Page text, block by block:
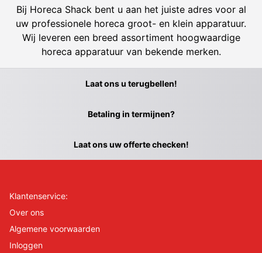
Bij Horeca Shack bent u aan het juiste adres voor al
uw professionele horeca groot- en klein apparatuur.
Wij leveren een breed assortiment hoogwaardige
horeca apparatuur van bekende merken.
Laat ons u terugbellen!
Betaling in termijnen?
Laat ons uw offerte checken!
Klantenservice:
Over ons
Algemene voorwaarden
Inloggen